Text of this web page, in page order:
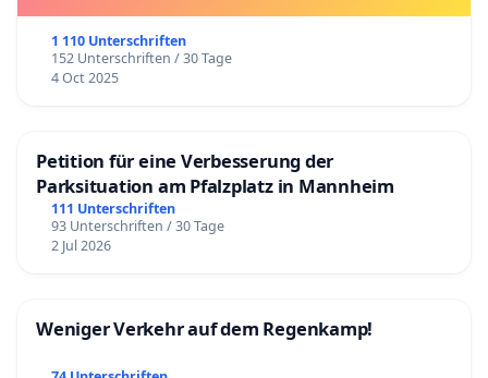
1 110 Unterschriften
152 Unterschriften / 30 Tage
4 Oct 2025
Petition für eine Verbesserung der
Parksituation am Pfalzplatz in Mannheim
111 Unterschriften
93 Unterschriften / 30 Tage
2 Jul 2026
Weniger Verkehr auf dem Regenkamp!